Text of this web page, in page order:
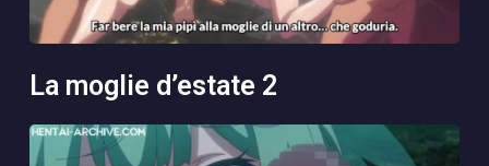
la moglie d’estate 2